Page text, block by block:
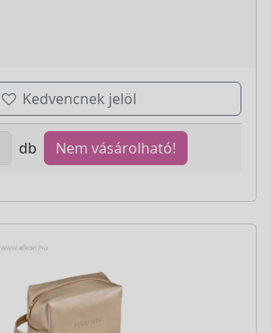
Kedvencnek jelöl
db Nem vásárolható!